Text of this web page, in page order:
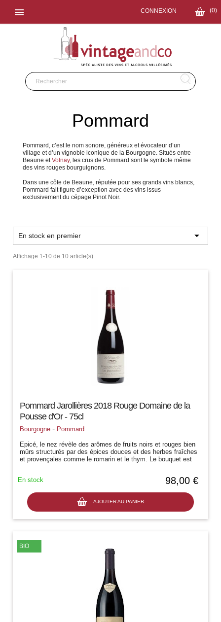
 (0)
CONNEXION
Pommard
Pommard, c’est le nom sonore, généreux et évocateur d’un
village et d’un vignoble iconique de la Bourgogne. Situés entre
Beaune etVolnay, les crus de Pommard sont le symbole même
des vins rouges bourguignons.
Dans une côte de Beaune, réputée pour ses grands vins blancs,
Pommard fait figure d’exception avec des vins issus
exclusivement du cépage Pinot Noir.
En stock en premier 
Affichage 1-10 de 10 article(s)
Pommard Jarollières 2018 Rouge Domaine de la
Pousse d'Or - 75cl
Bourgogne - Pommard
Epicé, le nez révèle des arômes de fruits noirs et rouges bien
mûrs structurés par des épices douces et des herbes fraîches
et provençales comme le romarin et le thym. Le bouquet est
98,00 €
AJOUTER AU PANIER
En stock
BIO